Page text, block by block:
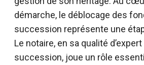
démarche, le déblocage des
succession représente une
Le notaire, en sa qualité
succession, joue un rôle